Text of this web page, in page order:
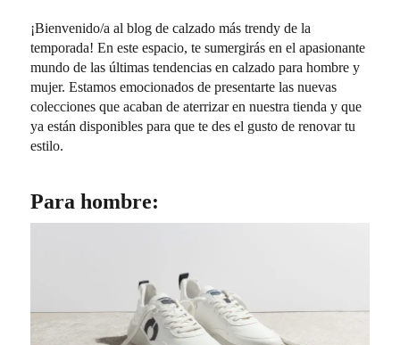
¡Bienvenido/a al blog de calzado más trendy de la
temporada! En este espacio, te sumergirás en el apasionante
mundo de las últimas tendencias en calzado para hombre y
mujer. Estamos emocionados de presentarte las nuevas
colecciones que acaban de aterrizar en nuestra tienda y que
ya están disponibles para que te des el gusto de renovar tu
estilo.
Para hombre: